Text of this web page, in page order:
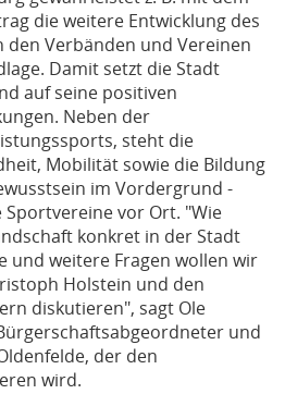
die weitere Entwicklung des
Verbänden und Vereinen
Damit setzt die Stadt
auf seine positiven
Neben der
steht die
Mobilität sowie die Bildung
im Vordergrund -
vor Ort. "Wie
konkret in der Stadt
und weitere Fragen wollen wir
Holstein und den
diskutieren", sagt Ole
und
der den
wird.